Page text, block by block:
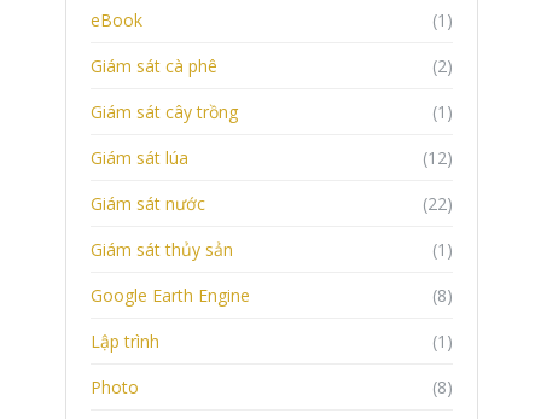
eBook
(1)
Giám sát cà phê
(2)
Giám sát cây trồng
(1)
Giám sát lúa
(12)
Giám sát nước
(22)
Giám sát thủy sản
(1)
Google Earth Engine
(8)
Lập trình
(1)
Photo
(8)